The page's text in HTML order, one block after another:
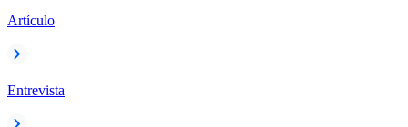
Artículo
Entrevista